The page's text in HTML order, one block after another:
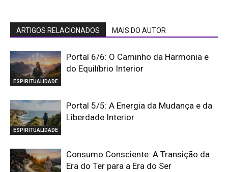
ARTIGOS RELACIONADOS MAIS DO AUTOR
ESPIRITUALIDADE
Portal 6/6: O Caminho da Harmonia e
do Equilíbrio Interior
ESPIRITUALIDADE
Portal 5/5: A Energia da Mudança e da
Liberdade Interior
Consumo Consciente: A Transição da
Era do Ter para a Era do Ser